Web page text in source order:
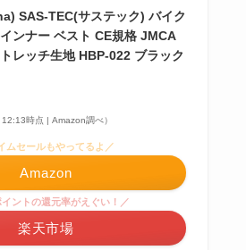
SAS-TEC(サステック) バイク
ンナー ベスト CE規格 JMCA
レッチ生地 HBP-022 ブラック
時点 | Amazon調べ）
ムセールもやってるよ／
Amazon
イントの還元率がえぐい！／
楽天市場